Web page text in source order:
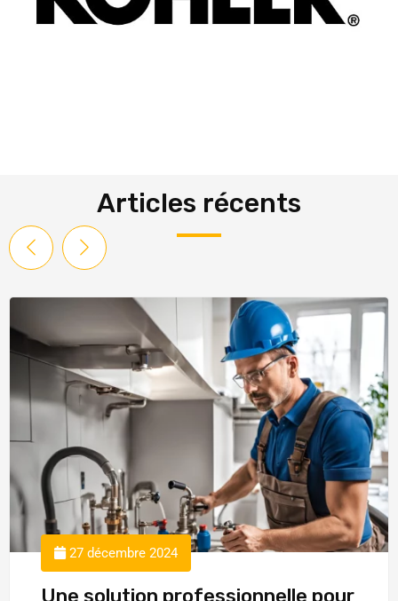
Articles récents
27 décembre 2024
Une solution professionnelle pour